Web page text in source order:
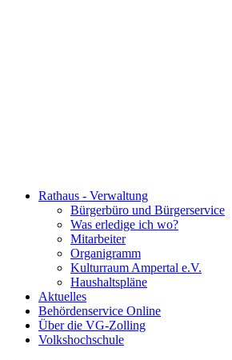
Rathaus - Verwaltung
Bürgerbüro und Bürgerservice
Was erledige ich wo?
Mitarbeiter
Organigramm
Kulturraum Ampertal e.V.
Haushaltspläne
Aktuelles
Behördenservice Online
Über die VG-Zolling
Volkshochschule